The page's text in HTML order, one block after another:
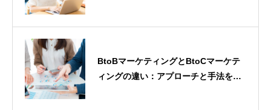
BtoBマーケティングとBtoCマーケテ
ィングの違い：アプローチと手法を比